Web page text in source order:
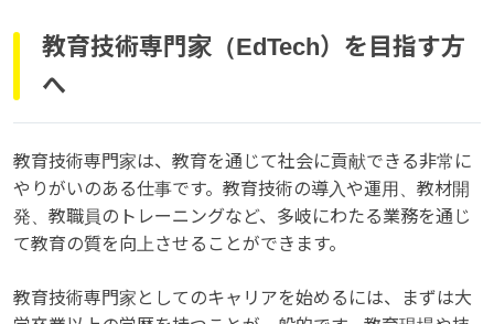
教育技術専門家（EdTech）を目指す方
へ
教育技術専門家は、教育を通じて社会に貢献できる非常に
やりがいのある仕事です。教育技術の導入や運用、教材開
発、教職員のトレーニングなど、多岐にわたる業務を通じ
て教育の質を向上させることができます。
教育技術専門家としてのキャリアを始めるには、まずは大